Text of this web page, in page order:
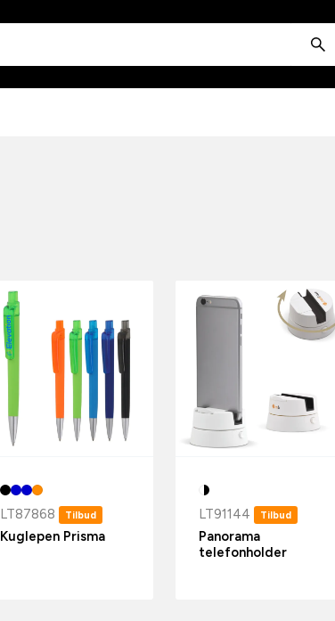
LT87868 Tilbud
Kuglepen Prisma
LT91144 Tilbud
Panorama
telefonholder